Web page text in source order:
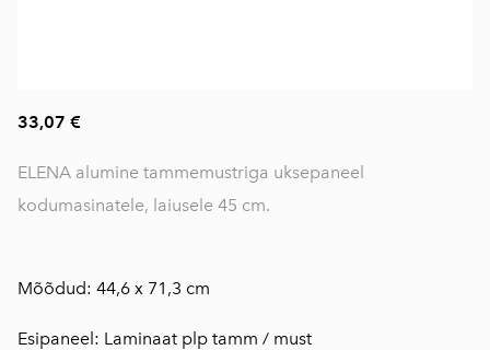
33,07 €
ELENA alumine tammemustriga uksepaneel
kodumasinatele, laiusele 45 cm.
Mõõdud: 44,6 x 71,3 cm
Esipaneel: Laminaat plp tamm / must